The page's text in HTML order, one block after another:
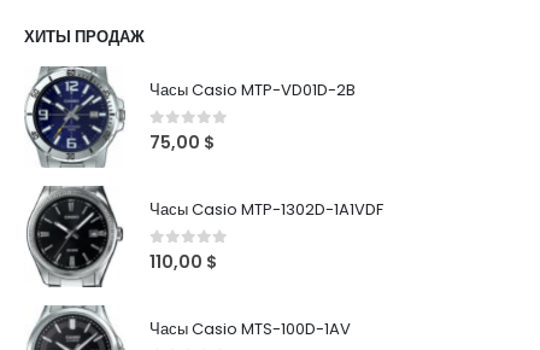
ХИТЫ ПРОДАЖ
Часы Casio MTP-VD01D-2B
0out of 5
75,00 $
Часы Casio MTP-1302D-1A1VDF
0out of 5
110,00 $
Часы Casio MTS-100D-1AV